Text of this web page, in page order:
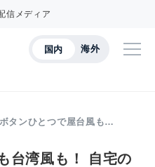
信メディア
国内 海外
ボタンひとつで屋台風も…
台湾風も！ 自宅の